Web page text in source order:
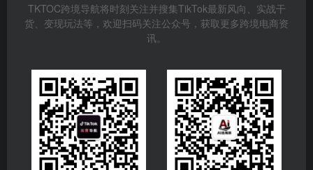
TKTOC跨境导航将时刻关注并搜集TikTok最新风向、实战干
货、变现玩法等，欢迎扫码关注公众号，获取更多跨境电商资
讯。